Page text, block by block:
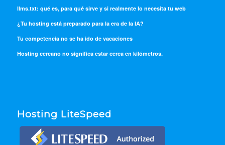
llms.txt: qué es, para qué sirve y si realmente lo necesita tu web
¿Tu hosting está preparado para la era de la IA?
Tu competencia no se ha ido de vacaciones
Hosting cercano no significa estar cerca en kilómetros.
Hosting LiteSpeed